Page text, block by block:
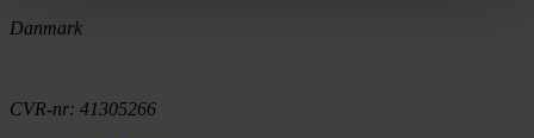
Danmark
CVR-nr: 41305266